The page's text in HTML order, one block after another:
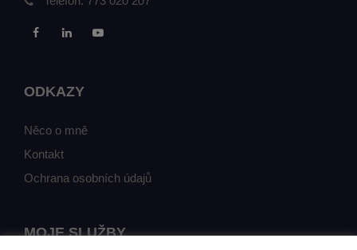
ODKAZY
Něco o mně
Kontakt
Ochrana osobních údajů
MOJE SLUŽBY